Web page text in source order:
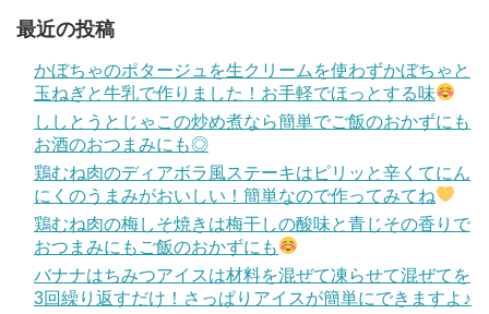
最近の投稿
かぼちゃのポタージュを生クリームを使わずかぼちゃと
玉ねぎと牛乳で作りました！お手軽でほっとする味
ししとうとじゃこの炒め煮なら簡単でご飯のおかずにも
お酒のおつまみにも◎
鶏むね肉のディアボラ風ステーキはピリッと辛くてにん
にくのうまみがおいしい！簡単なので作ってみてね
鶏むね肉の梅しそ焼きは梅干しの酸味と青じその香りで
おつまみにもご飯のおかずにも
バナナはちみつアイスは材料を混ぜて凍らせて混ぜてを
3回繰り返すだけ！さっぱりアイスが簡単にできますよ♪